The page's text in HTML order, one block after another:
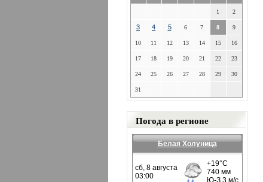
1 2
3 4 5 6 7 8 9
10 11 12 13 14 15 16
17 18 19 20 21 22 23
24 25 26 27 28 29 30
31
Погода в регионе
Белая Холуница